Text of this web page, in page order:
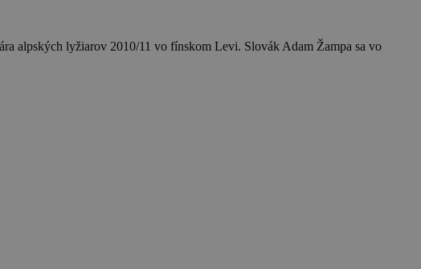
alpských lyžiarov 2010/11 vo fínskom Levi. Slovák Adam Žampa sa vo